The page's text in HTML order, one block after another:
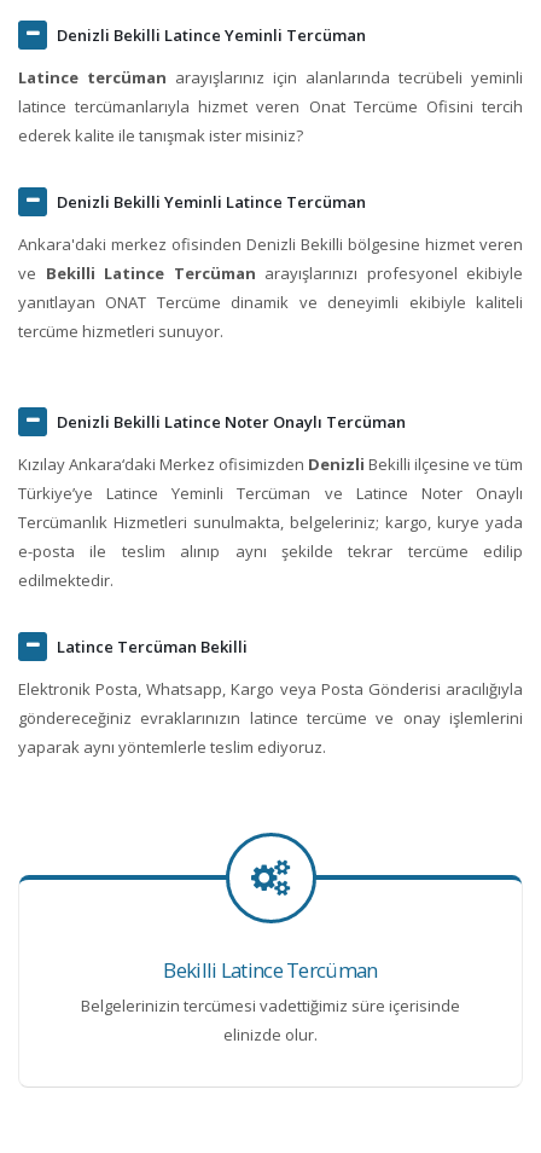
Denizli Bekilli Latince Yeminli Tercüman
Latince tercüman arayışlarınız için alanlarında tecrübeli yeminli
latince tercümanlarıyla hizmet veren Onat Tercüme Ofisini tercih
ederek kalite ile tanışmak ister misiniz?
Denizli Bekilli Yeminli Latince Tercüman
Ankara'daki merkez ofisinden Denizli Bekilli bölgesine hizmet veren
ve Bekilli Latince Tercüman arayışlarınızı profesyonel ekibiyle
yanıtlayan ONAT Tercüme dinamik ve deneyimli ekibiyle kaliteli
tercüme hizmetleri sunuyor.
Denizli Bekilli Latince Noter Onaylı Tercüman
Kızılay Ankara‘daki Merkez ofisimizden Denizli Bekilli ilçesine ve tüm
Türkiye’ye Latince Yeminli Tercüman ve Latince Noter Onaylı
Tercümanlık Hizmetleri sunulmakta, belgeleriniz; kargo, kurye yada
e-posta ile teslim alınıp aynı şekilde tekrar tercüme edilip
edilmektedir.
Latince Tercüman Bekilli
Elektronik Posta, Whatsapp, Kargo veya Posta Gönderisi aracılığıyla
göndereceğiniz evraklarınızın latince tercüme ve onay işlemlerini
yaparak aynı yöntemlerle teslim ediyoruz.
Bekilli Latince Tercüman
Belgelerinizin tercümesi vadettiğimiz süre içerisinde
elinizde olur.